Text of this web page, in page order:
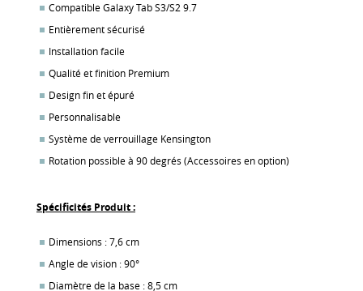
Compatible Galaxy Tab S3/S2 9.7
Entièrement sécurisé
Installation facile
Qualité et finition Premium
Design fin et épuré
Personnalisable
Système de verrouillage Kensington
Rotation possible à 90 degrés (Accessoires en option)
Spécificités Produit :
Dimensions : 7,6 cm
Angle de vision : 90°
Diamètre de la base : 8,5 cm